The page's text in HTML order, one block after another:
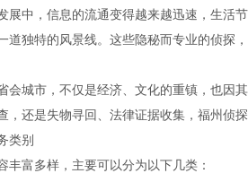
展中，信息的流通变得越来越迅速，生活
道独特的风景线。这些隐秘而专业的侦探
会城市，不仅是经济、文化的重镇，也因
，还是失物寻回、法律证据收集，福州侦
类别
丰富多样，主要可以分为以下几类：